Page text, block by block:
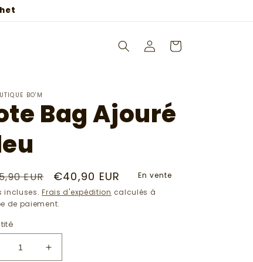
ConnexionPanier
BO'M
Bag Ajouré
EUR
Prix
soldé
€40,90 EUR
En vente
incluses.Frais d'expédition calculés à
de paiement.
Augmenter